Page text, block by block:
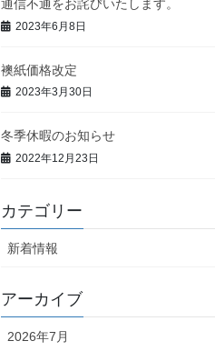
通信不通をお詫びいたします。
2023年6月8日
襖紙価格改定
2023年3月30日
冬季休暇のお知らせ
2022年12月23日
カテゴリー
新着情報
アーカイブ
2026年7月